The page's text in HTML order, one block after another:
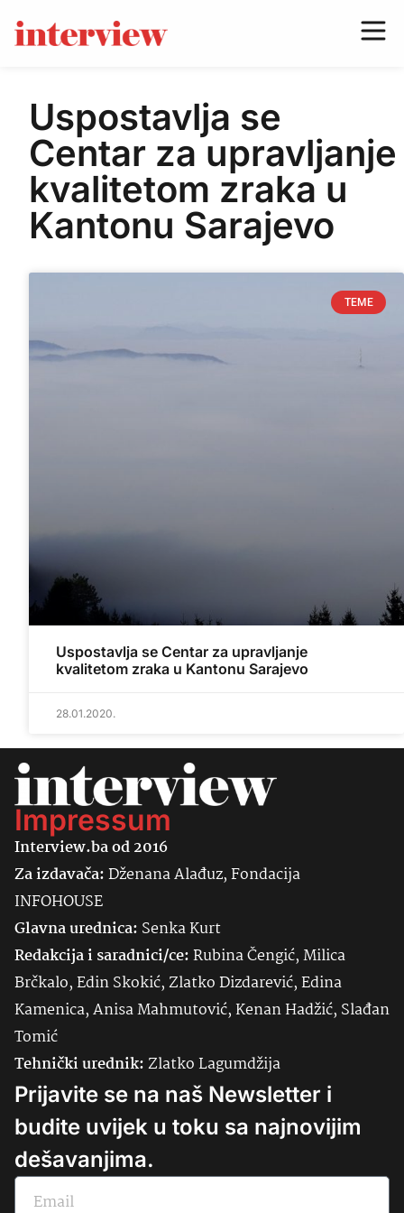
Uspostavlja se
Centar za upravljanje
kvalitetom zraka u
Kantonu Sarajevo
TEME
Uspostavlja se Centar za upravljanje
kvalitetom zraka u Kantonu Sarajevo
28.01.2020.
Impressum
Interview.ba od 2016
Za izdavača:Dženana Alađuz, Fondacija
INFOHOUSE
Glavna urednica: SenkaKurt
Redakcija i saradnici/ce:Rubina Čengić, Milica
Brčkalo, Edin Skokić, Zlatko Dizdarević, Edina
Kamenica, Anisa Mahmutović, Kenan Hadžić, Slađan
Tomić
Tehnički urednik:Zlatko Lagumdžija
Prijavite se na naš Newsletter i
budite uvijek u toku sa najnovijim
dešavanjima.